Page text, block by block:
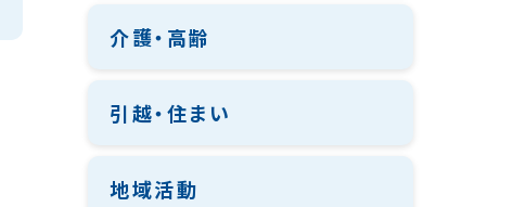
介護・高齢
引越・住まい
地域活動